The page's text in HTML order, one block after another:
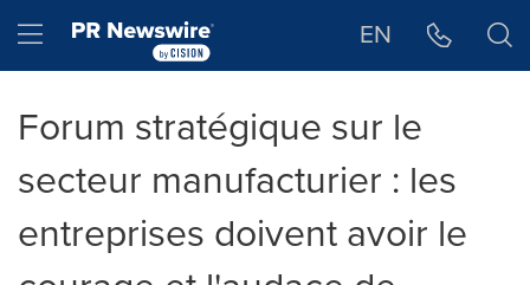
Hamburger menu EN
Forum stratégique sur le
secteur manufacturier : les
entreprises doivent avoir le